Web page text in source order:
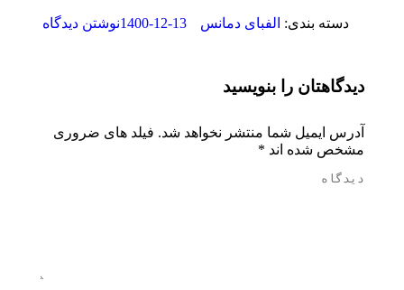
دسته بندی: الفبای دمانس 1400-12-13نوشتن دیدگاه
دیدگاهتان را بنویسید
آدرس ایمیل شما منتشر نخواهد شد. فیلد های ضروری
مشخص شده اند *
دیدگاه